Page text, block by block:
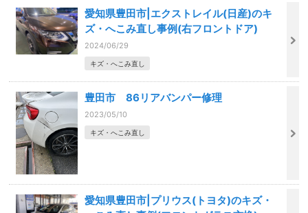
愛知県豊田市|エクストレイル(日産)のキ
ズ・へこみ直し事例(右フロントドア)
2024/06/29
キズ・へこみ直し
豊田市 86リアバンパー修理
2023/05/10
キズ・へこみ直し
愛知県豊田市|プリウス(トヨタ)のキズ・